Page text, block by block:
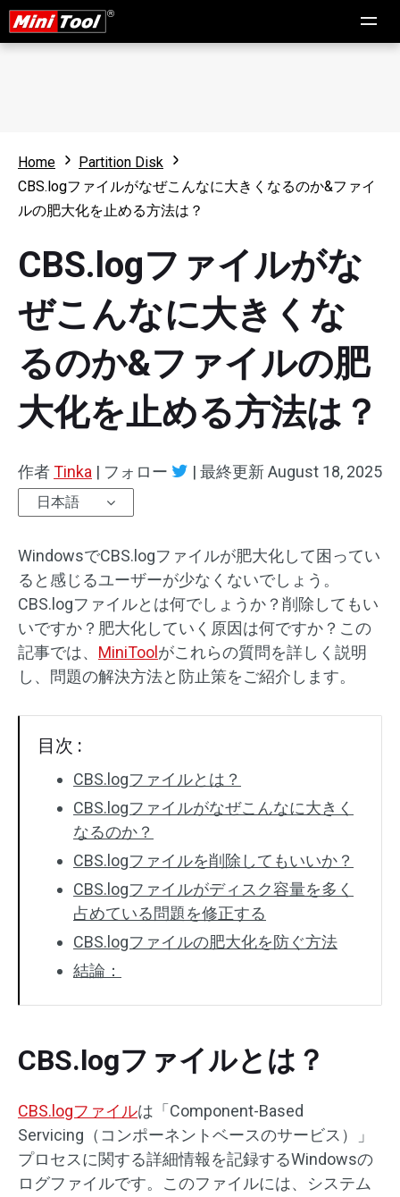
Home
Partition Disk
CBS.logファイルがなぜこんなに大きくなるのか&ファイ
ルの肥大化を止める方法は？
CBS.logファイルがな
ぜこんなに大きくな
るのか&ファイルの肥
大化を止める方法は？
作者Tinka | フォロー | 最終更新August 18, 2025
日本語
WindowsでCBS.logファイルが肥大化して困ってい
ると感じるユーザーが少なくないでしょう。
CBS.logファイルとは何でしょうか？削除してもい
いですか？肥大化していく原因は何ですか？この
記事では、 MiniTool がこれらの質問を詳しく説明
し、問題の解決方法と防止策をご紹介します。
目次 :
CBS.logファイルとは？
CBS.logファイルがなぜこんなに大きく
なるのか？
CBS.logファイルを削除してもいいか？
CBS.logファイルがディスク容量を多く
占めている問題を修正する
CBS.logファイルの肥大化を防ぐ方法
結論：
CBS.logファイルとは？
CBS.logファイルは「Component-Based
Servicing（コンポーネントベースのサービス）」
プロセスに関する詳細情報を記録するWindowsの
ログファイルです。このファイルには、システム